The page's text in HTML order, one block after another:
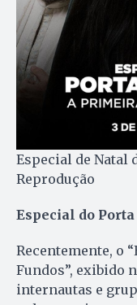
Especial de Natal
Reprodução
Especial do Porta
Recentemente, o
Fundos”, exibido
internautas e